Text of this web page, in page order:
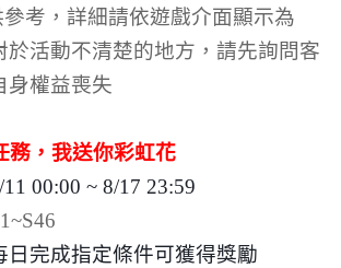
考，詳細請依遊戲介面顯示為
於活動不清楚的地方，請先詢問客
身權益喪失
務，我送你彩虹花
11 00:00 ~ 8/17 23:59
日完成指定條件可獲得獎勵